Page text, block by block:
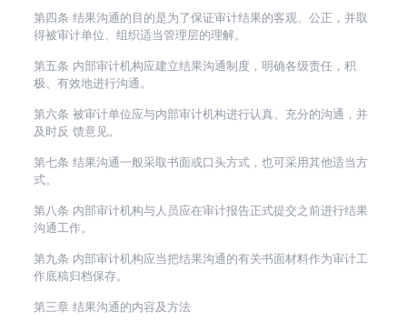
第四条 结果沟通的目的是为了保证审计结果的客观、公正，并取
得被审计单位、组织适当管理层的理解。
第五条 内部审计机构应建立结果沟通制度，明确各级责任，积
极、有效地进行沟通。
第六条 被审计单位应与内部审计机构进行认真、充分的沟通，并
及时反 馈意见。
第七条 结果沟通一般采取书面或口头方式，也可采用其他适当方
式。
第八条 内部审计机构与人员应在审计报告正式提交之前进行结果
沟通工作。
第九条 内部审计机构应当把结果沟通的有关书面材料作为审计工
作底稿归档保存。
第三章 结果沟通的内容及方法